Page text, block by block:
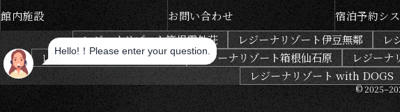
館内施設
お問い合わせ
宿泊予約シ
レジーナリゾート箱根雲外荘 レジーナリゾート伊豆無鄰 レ
レジーナリゾートびわ湖長浜
レジーナリゾート箱根仙石原 レジーナ
レジーナリゾート with DOGS
©